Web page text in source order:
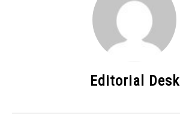
Editorial Desk